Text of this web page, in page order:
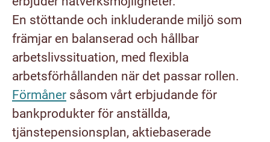
En stöttande och inkluderande miljö som
främjar en balanserad och hållbar
arbetslivssituation, med flexibla
arbetsförhållanden när det passar rollen.
Förmåner såsom vårt erbjudande för
bankprodukter för anställda,
tjänstepensionsplan, aktiebaserade